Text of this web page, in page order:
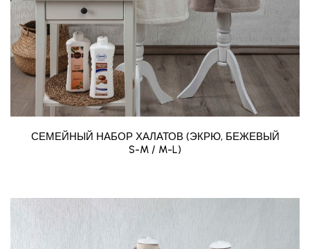
СЕМЕЙНЫЙ НАБОР ХАЛАТОВ (ЭКРЮ, БЕЖЕВЫЙ
S-M / M-L)